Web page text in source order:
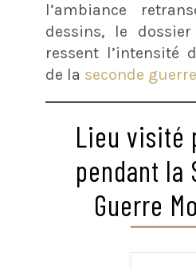
l’ambiance
dessins, le
ressent l’intensité
de la seconde
Lieu visité
pendant la
Guerre